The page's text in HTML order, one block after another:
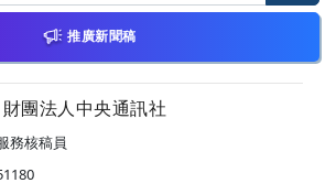
推廣新聞稿
團法人中央通訊社
務核稿員